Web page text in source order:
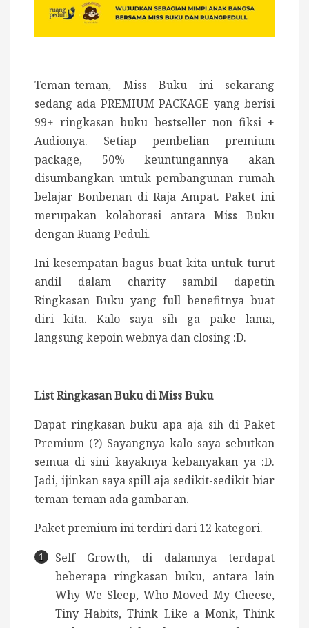
Teman-teman, Miss Buku ini sekarang
sedang ada PREMIUM PACKAGE yang berisi
99+ ringkasan buku bestseller non fiksi +
Audionya. Setiap pembelian premium
package, 50% keuntungannya akan
disumbangkan untuk pembangunan rumah
belajar Bonbenan di Raja Ampat. Paket ini
merupakan kolaborasi antara Miss Buku
dengan Ruang Peduli.
Ini kesempatan bagus buat kita untuk turut
andil dalam charity sambil dapetin
Ringkasan Buku yang full benefitnya buat
diri kita. Kalo saya sih ga pake lama,
langsung kepoin webnya dan closing :D.
List Ringkasan Buku di Miss Buku
Dapat ringkasan buku apa aja sih di Paket
Premium (?) Sayangnya kalo saya sebutkan
semua di sini kayaknya kebanyakan ya :D.
Jadi, ijinkan saya spill aja sedikit-sedikit biar
teman-teman ada gambaran.
Paket premium ini terdiri dari 12 kategori.
Self Growth, di dalamnya terdapat
beberapa ringkasan buku, antara lain
Why We Sleep, Who Moved My Cheese,
Tiny Habits, Think Like a Monk, Think